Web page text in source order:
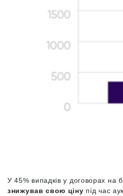
У 45% випадків у договорах на
знижував свою ціну під час